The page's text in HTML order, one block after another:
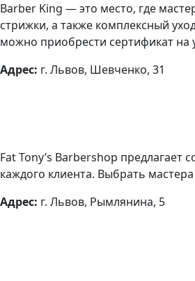
Barber King — это место, где
стрижки, а также комплексный
можно приобрести сертификат на
Адрес: г. Львов, Шевченко, 31
Fat Tony’s Barbershop предлагает
каждого клиента. Выбрать
Адрес: г. Львов, Рымлянина, 5